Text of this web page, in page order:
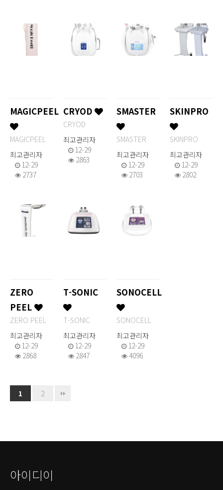
MAGICPEEL
MAGICPEEL
최고관리자
12-29
2737
CRYOD
CRYOD
최고관리자
12-29
2863
SMASTER
SMASTER
최고관리자
12-29
2703
SKINPRO
SKINPRO
최고관리자
12-29
2802
ZERO
PEEL
ZERO PEEL
최고관리자
12-29
2868
T-SONIC
T-SONIC
최고관리자
12-29
2847
SONOCELL
SONOCELL
최고관리자
12-29
4096
1 2
아이디이